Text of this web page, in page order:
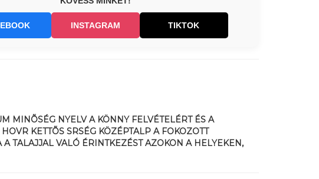
INSTAGRAM TIKTOK
MINÕSÉG NYELV A KÖNNY FELVÉTELÉRT ÉS A
KETTÕS SRSÉG KÖZÉPTALP A FOKOZOTT
TALAJJAL VALÓ ÉRINTKEZÉST AZOKON A HELYEKEN,